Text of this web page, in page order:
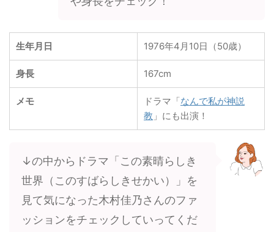
生年月日 1976年4月10日（50歳）
身長 167cm
メモ ドラマ「なんで私が神説
教 」にも出演！
↓の中からドラマ「この素晴らしき
世界（このすばらしきせかい）」を
見て気になった木村佳乃さんのファ
ッションをチェックしていってくだ